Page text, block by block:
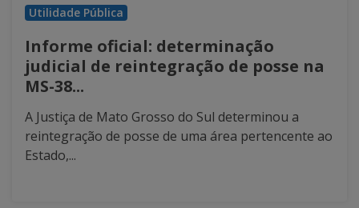
Utilidade Pública
Informe oficial: determinação
judicial de reintegração de posse na
MS-38...
A Justiça de Mato Grosso do Sul determinou a
reintegração de posse de uma área pertencente ao
Estado,...